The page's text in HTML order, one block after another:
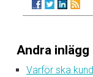
Andra inlägg
Varför ska